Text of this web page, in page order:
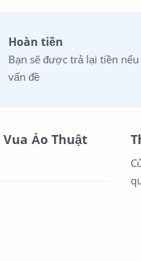
Hoàn tiền
Bạn sẽ được trả lại tiền
vấn đề
Ảo Thuật